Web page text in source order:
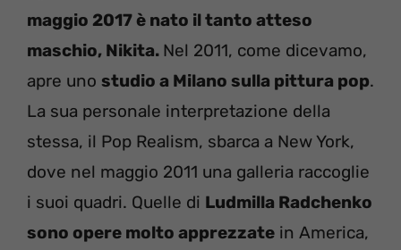
maggio 2017 è nato il tanto atteso
maschio, Nikita. Nel 2011, come dicevamo,
apre uno studio a Milano sulla pittura pop.
La sua personale interpretazione della
stessa, il Pop Realism, sbarca a New York,
dove nel maggio 2011 una galleria raccoglie
i suoi quadri. Quelle di Ludmilla Radchenko
sono opere molto apprezzate in America,